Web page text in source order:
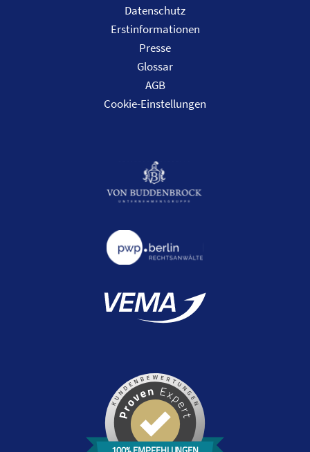
Datenschutz
Erstinformationen
Presse
Glossar
AGB
Cookie-Einstellungen